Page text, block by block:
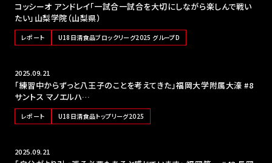
コッシーオ アンドレイ「一試合一試合を大切にしながら楽しんで戦い
たい」山梨学院（山梨県）
レポート U18日清食品ブロックリーグ2025 グループD
2025.09.21
「練習中からずっと八王子のことを考えてきた」福岡大学附属大濠 #8
サントス マノエルハ…
レポート U18日清食品トップリーグ2025
2025.09.21